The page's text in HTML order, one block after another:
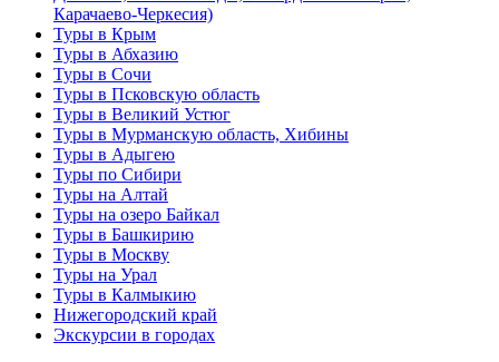
Карачаево-Черкесия)
Туры в Крым
Туры в Абхазию
Туры в Сочи
Туры в Псковскую область
Туры в Великий Устюг
Туры в Мурманскую область, Хибины
Туры в Адыгею
Туры по Сибири
Туры на Алтай
Туры на озеро Байкал
Туры в Башкирию
Туры в Москву
Туры на Урал
Туры в Калмыкию
Нижегородский край
Экскурсии в городах